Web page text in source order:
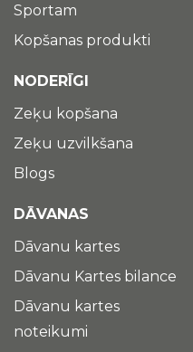
Sportam
Kopšanas produkti
NODERĪGI
Zeķu kopšana
Zeķu uzvilkšana
Blogs
DĀVANAS
Dāvanu kartes
Dāvanu Kartes bilance
Dāvanu kartes
noteikumi